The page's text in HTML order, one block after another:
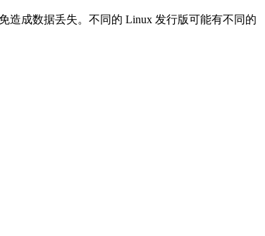
造成数据丢失。不同的 Linux 发行版可能有不同的